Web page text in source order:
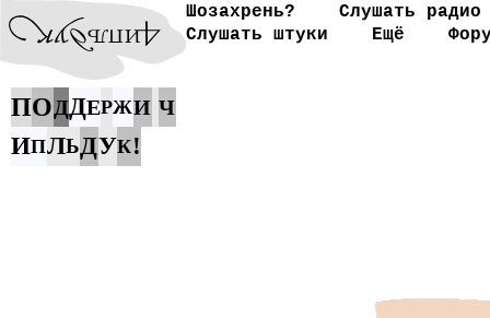
Шозахрень?
Слушать радио
Слушать штуки
Ещё
ПОДДЕРЖИ Ч
ИПЛЬДУК!